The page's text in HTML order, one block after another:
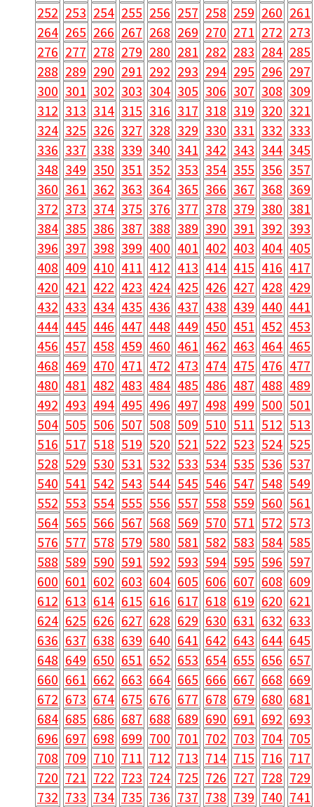
252 253 254 255 256 257 258 259 260 261
264 265 266 267 268 269 270 271 272 273
276 277 278 279 280 281 282 283 284 285
288 289 290 291 292 293 294 295 296 297
300 301 302 303 304 305 306 307 308 309
312 313 314 315 316 317 318 319 320 321
324 325 326 327 328 329 330 331 332 333
336 337 338 339 340 341 342 343 344 345
348 349 350 351 352 353 354 355 356 357
360 361 362 363 364 365 366 367 368 369
372 373 374 375 376 377 378 379 380 381
384 385 386 387 388 389 390 391 392 393
396 397 398 399 400 401 402 403 404 405
408 409 410 411 412 413 414 415 416 417
420 421 422 423 424 425 426 427 428 429
432 433 434 435 436 437 438 439 440 441
444 445 446 447 448 449 450 451 452 453
456 457 458 459 460 461 462 463 464 465
468 469 470 471 472 473 474 475 476 477
480 481 482 483 484 485 486 487 488 489
492 493 494 495 496 497 498 499 500 501
504 505 506 507 508 509 510 511 512 513
516 517 518 519 520 521 522 523 524 525
528 529 530 531 532 533 534 535 536 537
540 541 542 543 544 545 546 547 548 549
552 553 554 555 556 557 558 559 560 561
564 565 566 567 568 569 570 571 572 573
576 577 578 579 580 581 582 583 584 585
588 589 590 591 592 593 594 595 596 597
600 601 602 603 604 605 606 607 608 609
612 613 614 615 616 617 618 619 620 621
624 625 626 627 628 629 630 631 632 633
636 637 638 639 640 641 642 643 644 645
648 649 650 651 652 653 654 655 656 657
660 661 662 663 664 665 666 667 668 669
672 673 674 675 676 677 678 679 680 681
684 685 686 687 688 689 690 691 692 693
696 697 698 699 700 701 702 703 704 705
708 709 710 711 712 713 714 715 716 717
720 721 722 723 724 725 726 727 728 729
732 733 734 735 736 737 738 739 740 741